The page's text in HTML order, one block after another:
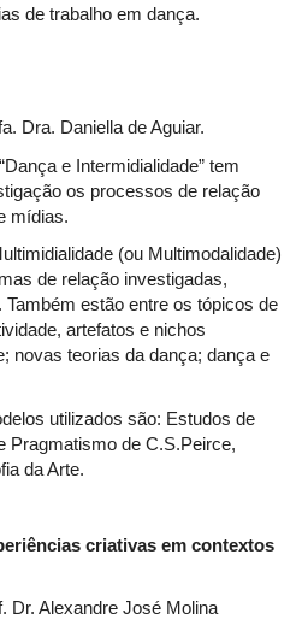
de trabalho em dança.
Dra. Daniella de Aguiar.
e Intermidialidade” tem
os processos de relação
mídias.
(ou Multimodalidade)
de relação investigadas,
estão entre os tópicos de
artefatos e nichos
novas teorias da dança; dança e
utilizados são: Estudos de
Pragmatismo de C.S.Peirce,
da Arte.
criativas em contextos
Dr. Alexandre José Molina